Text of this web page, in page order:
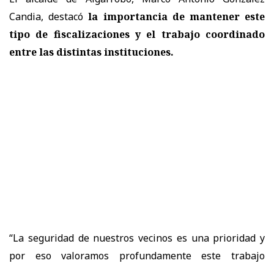
Candia, destacó la importancia de mantener este
tipo de fiscalizaciones y el trabajo coordinado
entre las distintas instituciones.
“La seguridad de nuestros vecinos es una prioridad y
por eso valoramos profundamente este trabajo